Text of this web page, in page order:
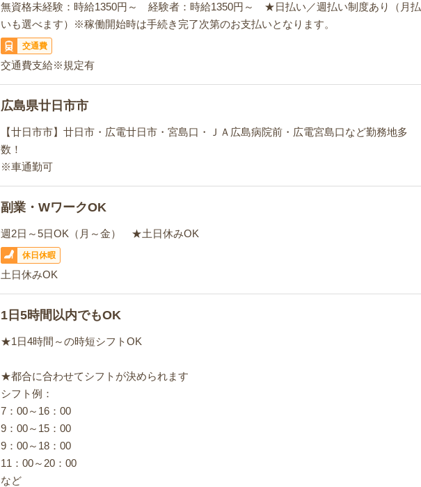
無資格未経験：時給1350円～ 経験者：時給1350円～ ★日払い／週払い制度あり（月払
いも選べます）※稼働開始時は手続き完了次第のお支払いとなります。
交通費
交通費支給※規定有
広島県廿日市市
【廿日市市】廿日市・広電廿日市・宮島口・ＪＡ広島病院前・広電宮島口など勤務地多
数！
※車通勤可
副業・WワークOK
週2日～5日OK（月～金） ★土日休みOK
休日休暇
土日休みOK
1日5時間以内でもOK
★1日4時間～の時短シフトOK
★都合に合わせてシフトが決められます
シフト例：
7：00～16：00
9：00～15：00
9：00～18：00
11：00～20：00
など